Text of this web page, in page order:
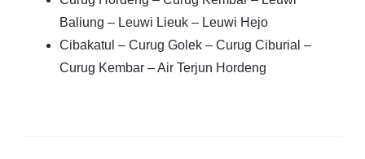
Baliung – Leuwi Lieuk – Leuwi Hejo
Cibakatul – Curug Golek – Curug Ciburial –
Curug Kembar – Air Terjun Hordeng